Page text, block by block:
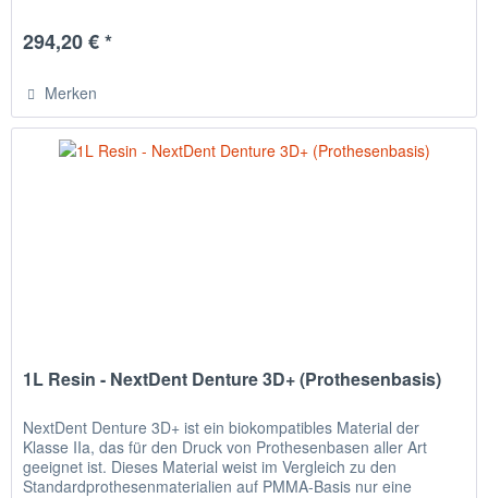
294,20 € *
Merken
1L Resin - NextDent Denture 3D+ (Prothesenbasis)
NextDent Denture 3D+ ist ein biokompatibles Material der
Klasse IIa, das für den Druck von Prothesenbasen aller Art
geeignet ist. Dieses Material weist im Vergleich zu den
Standardprothesenmaterialien auf PMMA-Basis nur eine